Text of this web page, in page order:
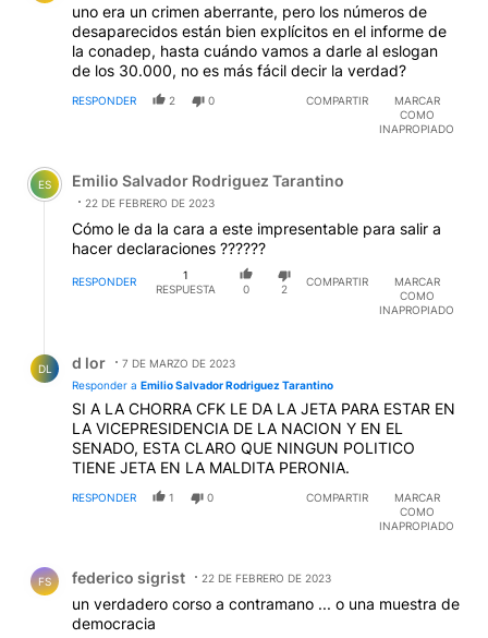
uno era un crimen aberrante, pero los números de
desaparecidos están bien explícitos en el informe de
la conadep, hasta cuándo vamos a darle al eslogan
de los 30.000, no es más fácil decir la verdad?
RESPONDER 2 0 COMPARTIR
MARCAR
COMO
INAPROPIADO
Comentario de Emilio Salvador Rodriguez Tarantino.
ES Emilio Salvador Rodriguez Tarantino
22 DE FEBRERO DE 2023
Cómo le da la cara a este impresentable para salir a
hacer declaraciones ??????
RESPONDER
1
RESPUESTA
0 2
COMPARTIR
MARCAR
COMO
INAPROPIADO
DL d lor
7 DE MARZO DE 2023
Responder a Emilio Salvador Rodriguez Tarantino
SI A LA CHORRA CFK LE DA LA JETA PARA ESTAR EN
LA VICEPRESIDENCIA DE LA NACION Y EN EL
SENADO, ESTA CLARO QUE NINGUN POLITICO
TIENE JETA EN LA MALDITA PERONIA.
RESPONDER 1 0 COMPARTIR
MARCAR
COMO
INAPROPIADO
FS federico sigrist 22 DE FEBRERO DE 2023
un verdadero corso a contramano ... o una muestra de
democracia